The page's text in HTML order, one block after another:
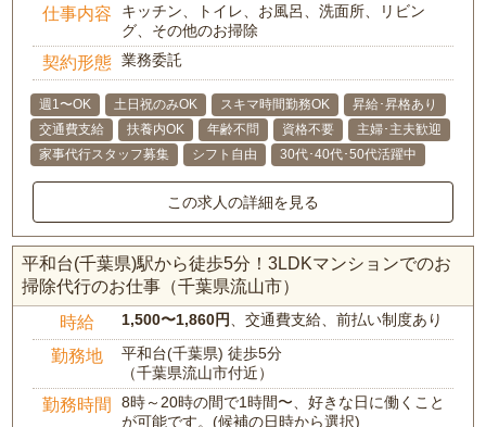
仕事内容
キッチン、トイレ、お風呂、洗面所、リビン
グ、その他のお掃除
契約形態 業務委託
週1〜OK 土日祝のみOK スキマ時間勤務OK
昇給･昇格あり
交通費支給
扶養内OK 年齢不問 資格不要
主婦･主夫歓迎
家事代行スタッフ募集
シフト自由 30代･40代･50代活躍中
この求人の詳細を見る
平和台(千葉県)駅から徒歩5分！3LDKマンションでのお
掃除代行のお仕事（千葉県流山市）
時給 1,500〜1,860円、交通費支給、前払い制度あり
勤務地
平和台(千葉県) 徒歩5分
（千葉県流山市付近）
勤務時間
8時～20時の間で1時間〜、好きな日に働くこと
が可能です。(候補の日時から選択)